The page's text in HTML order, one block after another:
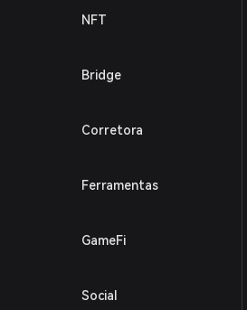
NFT
Bridge
Corretora
Ferramentas
GameFi
Social